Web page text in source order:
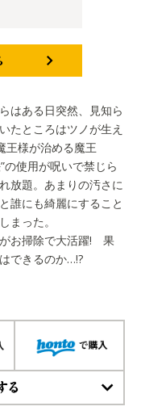
はある日突然、見知ら
たところはツノが生え
王様が治める魔王
使用が呪いで禁じら
放題。あまりの汚さに
誰にも綺麗にすること
まった。
お掃除で大活躍! 果
できるのか…!?